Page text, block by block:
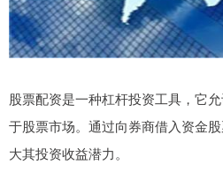
股票配资是一种杠杆投资工具，它
于股票市场。通过向券商借入资金
大其投资收益潜力。